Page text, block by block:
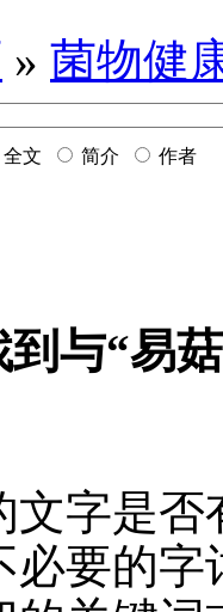
» 菌物健
全文 简介
作者
与“易
文字是否
必要的字